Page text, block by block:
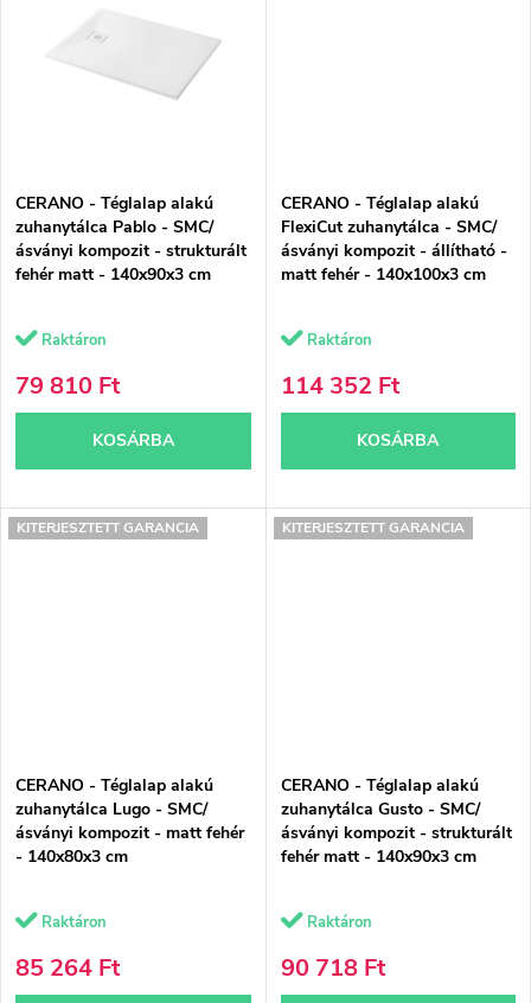
CERANO - Téglalap alakú
zuhanytálca Pablo - SMC/
ásványi kompozit - strukturált
fehér matt - 140x90x3 cm
Raktáron
79 810 Ft
KOSÁRBA
CERANO - Téglalap alakú
FlexiCut zuhanytálca - SMC/
ásványi kompozit - állítható -
matt fehér - 140x100x3 cm
Raktáron
114 352 Ft
KOSÁRBA
KITERJESZTETT GARANCIA
CERANO - Téglalap alakú
zuhanytálca Lugo - SMC/
ásványi kompozit - matt fehér
- 140x80x3 cm
Raktáron
85 264 Ft
KITERJESZTETT GARANCIA
CERANO - Téglalap alakú
zuhanytálca Gusto - SMC/
ásványi kompozit - strukturált
fehér matt - 140x90x3 cm
Raktáron
90 718 Ft